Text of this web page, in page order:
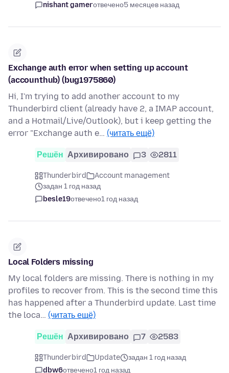
nishant gamerотвечено5 месяцев назад
Exchange auth error when setting up account
(accounthub) (bug1975860)
Hi, I'm trying to add another account to my
Thunderbird client (already have 2, a IMAP account,
and a Hotmail/Live/Outlook), but i keep getting the
error "Exchange auth e… (читать ещё)
Решён Архивировано 3 2811
Thunderbird
Account management
задан 1 год назад
besle19отвечено1 год назад
Local Folders missing
My local folders are missing. There is nothing in my
profiles to recover from. This is the second time this
has happened after a Thunderbird update. Last time
the loca… (читать ещё)
Решён Архивировано 7 2583
Thunderbird Update
задан 1 год назад
dbw6отвечено1 год назад